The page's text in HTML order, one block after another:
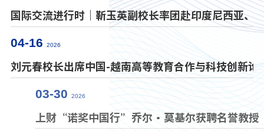
国际交流进行时｜靳玉英副校长率团赴印度尼西亚、
04-16 2026
刘元春校长出席中国-越南高等教育合作与科技创新论
03-30 2026
上财“诺奖中国行”乔尔·莫基尔获聘名誉教授